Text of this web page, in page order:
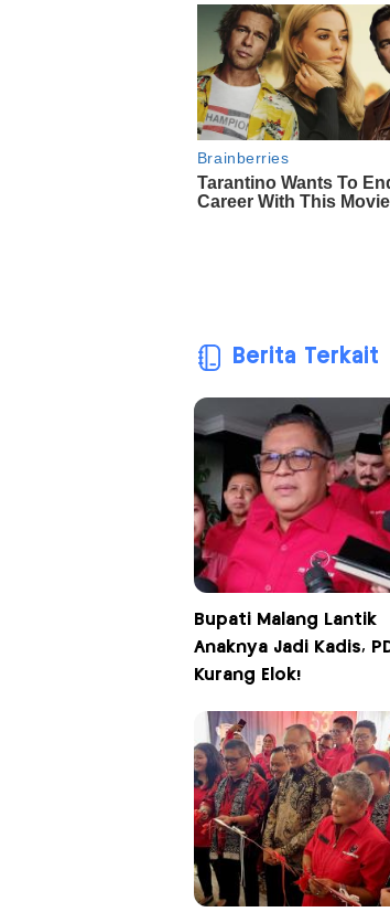
Berita Terkait
Bupati Malang Lantik
Anaknya Jadi Kadis,
Kurang Elok!